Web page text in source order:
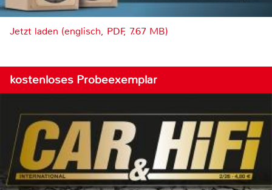
Jetzt laden (englisch, PDF, 7.67 MB)
kostenloses Probeexemplar